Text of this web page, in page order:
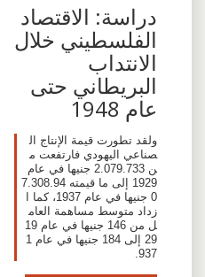
دراسة: الاقتصاد
الفلسطيني خلال
الانتداب
البريطاني حتى
عام 1948
ولقد تطورت قيمة الإنتاج ال
صناعي اليهودي فارتفعت م
ن 2.079.733 جنيها في عام
1929 إلى ما قيمته 7.308.94
0 جنيها في عام 1937، كما ا
زداد متوسط مساهمة العام
ل من 146 جنيها في عام 19
29 إلى 184 جنيها في عام 1
937.